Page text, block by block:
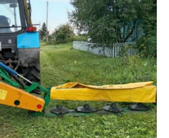
новосибирцам на
пострадали в ДТП с